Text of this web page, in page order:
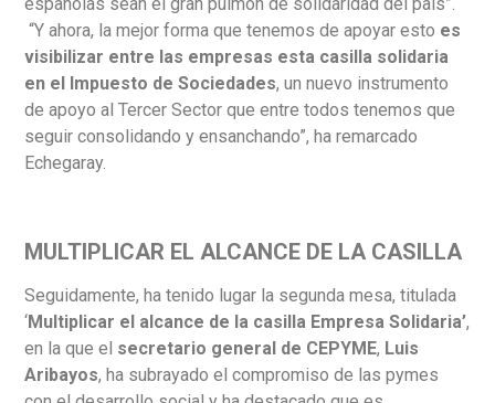
“Y ahora, la mejor forma que tenemos de apoyar esto es
visibilizar entre las empresas esta casilla solidaria
en el Impuesto de Sociedades, un nuevo instrumento
de apoyo al Tercer Sector que entre todos tenemos que
seguir consolidando y ensanchando”, ha remarcado
Echegaray.
MULTIPLICAR EL ALCANCE DE LA CASILLA
Seguidamente, ha tenido lugar la segunda mesa, titulada
‘Multiplicar el alcance de la casilla Empresa Solidaria’,
en la que el secretario general de CEPYME, Luis
Aribayos, ha subrayado el compromiso de las pymes